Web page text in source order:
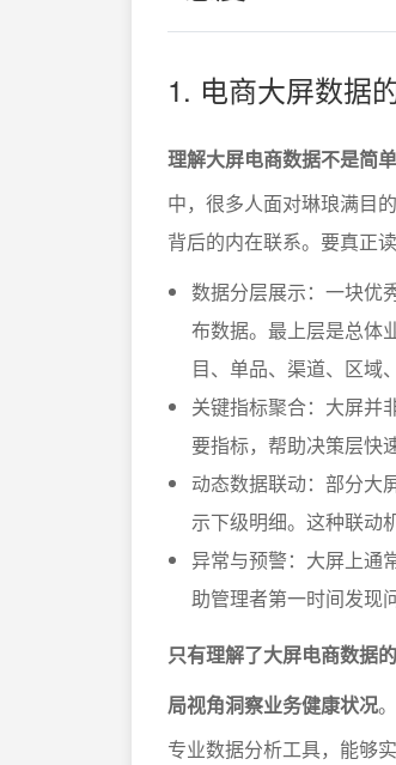
1. 电商大屏数据
理解大屏电商数据不是简
中，很多人面对琳琅满目
背后的内在联系。要真正
数据分层展示：一块
布数据。最上层是总体
目、单品、渠道、区域
关键指标聚合：大屏并
要指标，帮助决策层快
动态数据联动：部分大
示下级明细。这种联动
异常与预警：大屏上通
助管理者第一时间发现
只有理解了大屏电商数据
局视角洞察业务健康状况
专业数据分析工具，能够